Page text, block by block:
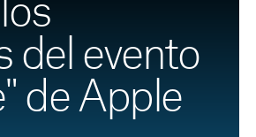
del evento
de Apple